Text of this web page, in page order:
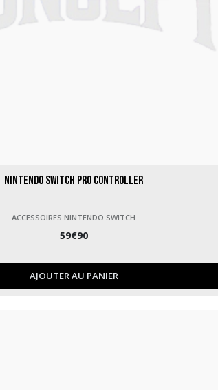
Nintendo Switch Pro Controller
ACCESSOIRES NINTENDO SWITCH
59€90
AJOUTER AU PANIER